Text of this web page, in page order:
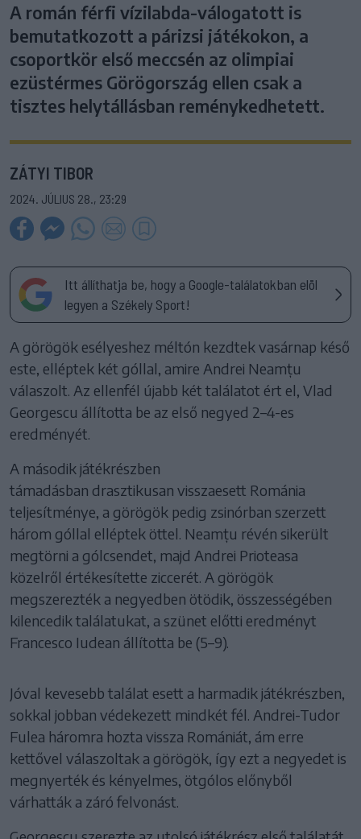
A román férfi vízilabda-válogatott is
bemutatkozott a párizsi játékokon, a
csoportkör első meccsén az olimpiai
ezüstérmes Görögország ellen csak a
tisztes helytállásban reménykedhetett.
ZÁTYI TIBOR
2024. JÚLIUS 28., 23:29
Itt állíthatja be, hogy a Google-találatokban elöl
legyen a Székely Sport!
A görögök esélyeshez méltón kezdtek vasárnap késő
este, elléptek két góllal, amire Andrei Neamțu
válaszolt. Az ellenfél újabb két találatot ért el, Vlad
Georgescu állította be az első negyed 2–4-es
eredményét.
A második játékrészben
támadásban drasztikusan visszaesett Románia
teljesítménye, a görögök pedig zsinórban szerzett
három góllal elléptek öttel. Neamțu révén sikerült
megtörni a gólcsendet, majd Andrei Prioteasa
közelről értékesítette ziccerét. A görögök
megszerezték a negyedben ötödik, összességében
kilencedik találatukat, a szünet előtti eredményt
Francesco Iudean állította be (5–9).
Jóval kevesebb találat esett a harmadik játékrészben,
sokkal jobban védekezett mindkét fél. Andrei-Tudor
Fulea háromra hozta vissza Romániát, ám erre
kettővel válaszoltak a görögök, így ezt a negyedet is
megnyerték és kényelmes, ötgólos előnyből
várhatták a záró felvonást.